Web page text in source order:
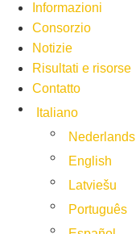
Informazioni
Consorzio
Notizie
Risultati e risorse
Contatto
Italiano
Nederlands
English
Latviešu
Português